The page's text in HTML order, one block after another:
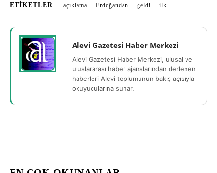
ETIKETLER açıklama Erdoğandan geldi ilk
Alevi Gazetesi Haber Merkezi
Alevi Gazetesi Haber Merkezi, ulusal ve
uluslararası haber ajanslarından derlenen
haberleri Alevi toplumunun bakış açısıyla
okuyucularına sunar.